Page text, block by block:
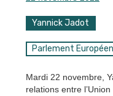
Yannick Jadot
Parlement Européen
Mardi 22 novembre,
relations entre